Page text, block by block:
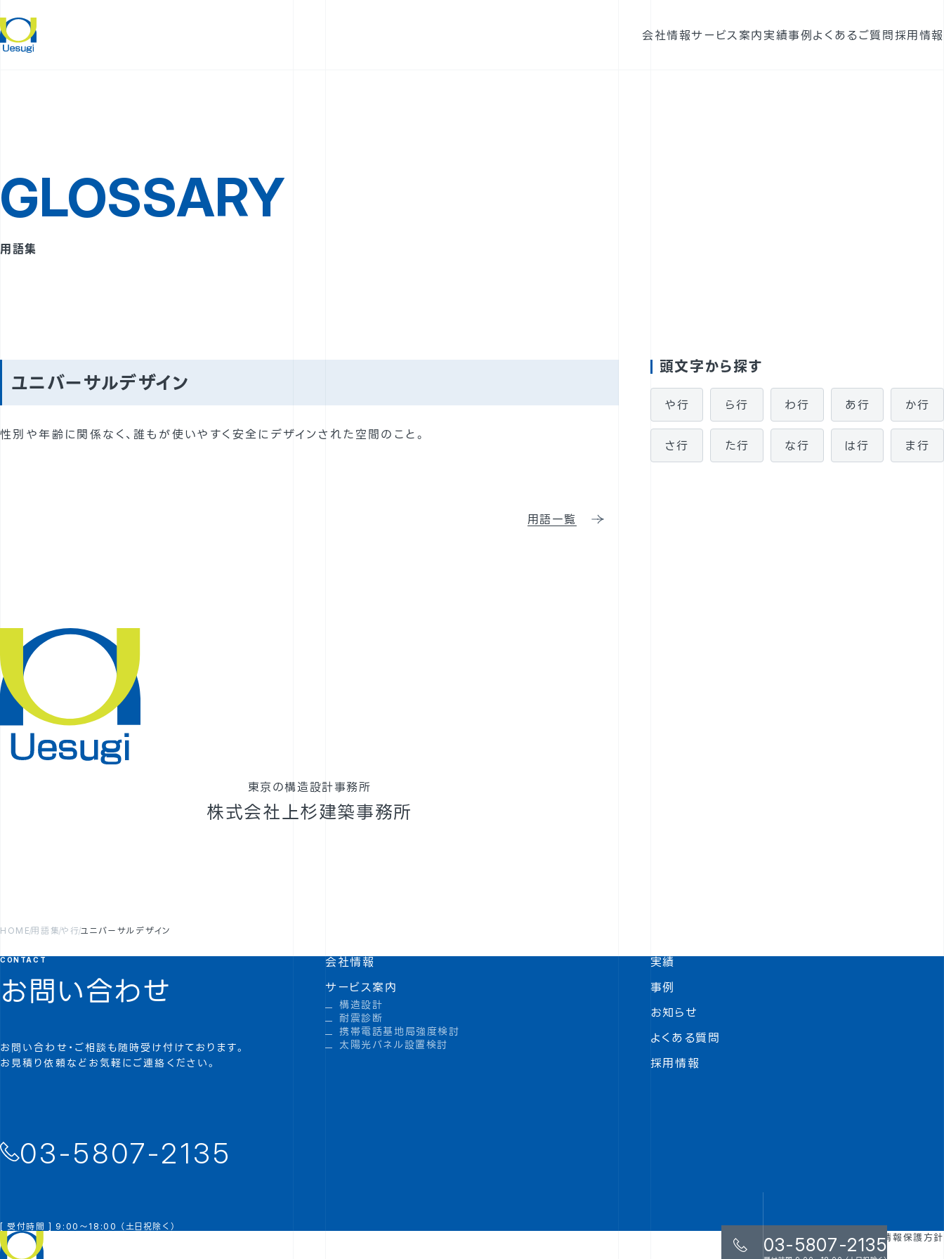
会社情報サービス案内
太陽光パネル設置検討
実績事例よくあるご質問採用情報
03-5807-2135
GLOSSARY
用語集
ユニバーサルデザイン
性別や年齢に関係なく、誰もが使いやすく安全にデザインされた空間のこと。
用語一覧
東京の構造設計事務所
株式会社上杉建築事務所
頭文字から探す
や行 ら行 わ行 あ行 か行
さ行 た行 な行 は行 ま行
HOME用語集や行ユニバーサルデザイン
CONTACT
お問い合わせ
お問い合わせ・ご相談も随時受け付けております。
お見積り依頼などお気軽にご連絡ください。
03-5807-2135
[ 受付時間 ] 9:00～18:00 （土日祝除く）
会社情報
サービス案内
構造設計
耐震診断
携帯電話基地局強度検討
太陽光パネル設置検討
実績
事例
お知らせ
よくある質問
採用情報
用語集個人情報保護方針